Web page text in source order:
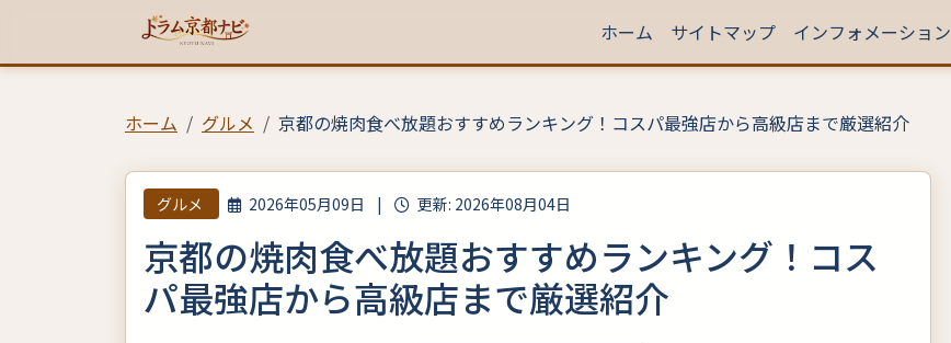
ホーム サイトマップ インフォメーション
ホーム グルメ 京都の焼肉食べ放題おすすめランキング！コスパ最強店から高級店まで厳選紹介
グルメ 2026年05月09日 | 更新: 2026年08月04日
京都の焼肉食べ放題おすすめランキング！コス
パ最強店から高級店まで厳選紹介